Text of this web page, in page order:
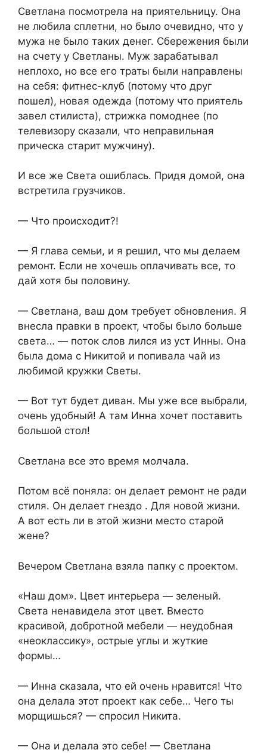
Светлана посмотрела на приятельницу. Она
не любила сплетни, но было очевидно, что у
мужа не было таких денег. Сбережения были
на счету у Светланы. Муж зарабатывал
неплохо, но все его траты были направлены
на себя: фитнес-клуб (потому что друг
пошел), новая одежда (потому что приятель
завел стилиста), стрижка помоднее (по
телевизору сказали, что неправильная
прическа старит мужчину).
И все же Света ошиблась. Придя домой, она
встретила грузчиков.
— Что происходит?!
— Я глава семьи, и я решил, что мы делаем
ремонт. Если не хочешь оплачивать все, то
дай хотя бы половину.
— Светлана, ваш дом требует обновления. Я
внесла правки в проект, чтобы было больше
света… — поток слов лился из уст Инны. Она
была дома с Никитой и попивала чай из
любимой кружки Светы.
— Вот тут будет диван. Мы уже все выбрали,
очень удобный! А там Инна хочет поставить
большой стол!
Светлана все это время молчала.
Потом всё поняла: он делает ремонт не ради
стиля. Он делает гнездо . Для новой жизни.
А вот есть ли в этой жизни место старой
жене?
Вечером Светлана взяла папку с проектом.
«Наш дом». Цвет интерьера — зеленый.
Света ненавидела этот цвет. Вместо
красивой, добротной мебели — неудобная
«неоклассику», острые углы и жуткие
формы…
— Инна сказала, что ей очень нравится! Что
она делала этот проект как себе… Чего ты
морщишься? — спросил Никита.
— Она и делала это себе! — Светлана